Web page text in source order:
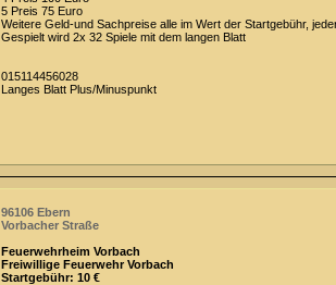
5 Preis 75 Euro
Weitere Geld-und Sachpreise alle im Wert der Startgebühr,
Gespielt wird 2x 32 Spiele mit dem langen Blatt
015114456028
Langes Blatt Plus/Minuspunkt
96106 Ebern
Vorbacher Straße
Feuerwehrheim Vorbach
Freiwillige Feuerwehr Vorbach
Startgebühr: 10 €